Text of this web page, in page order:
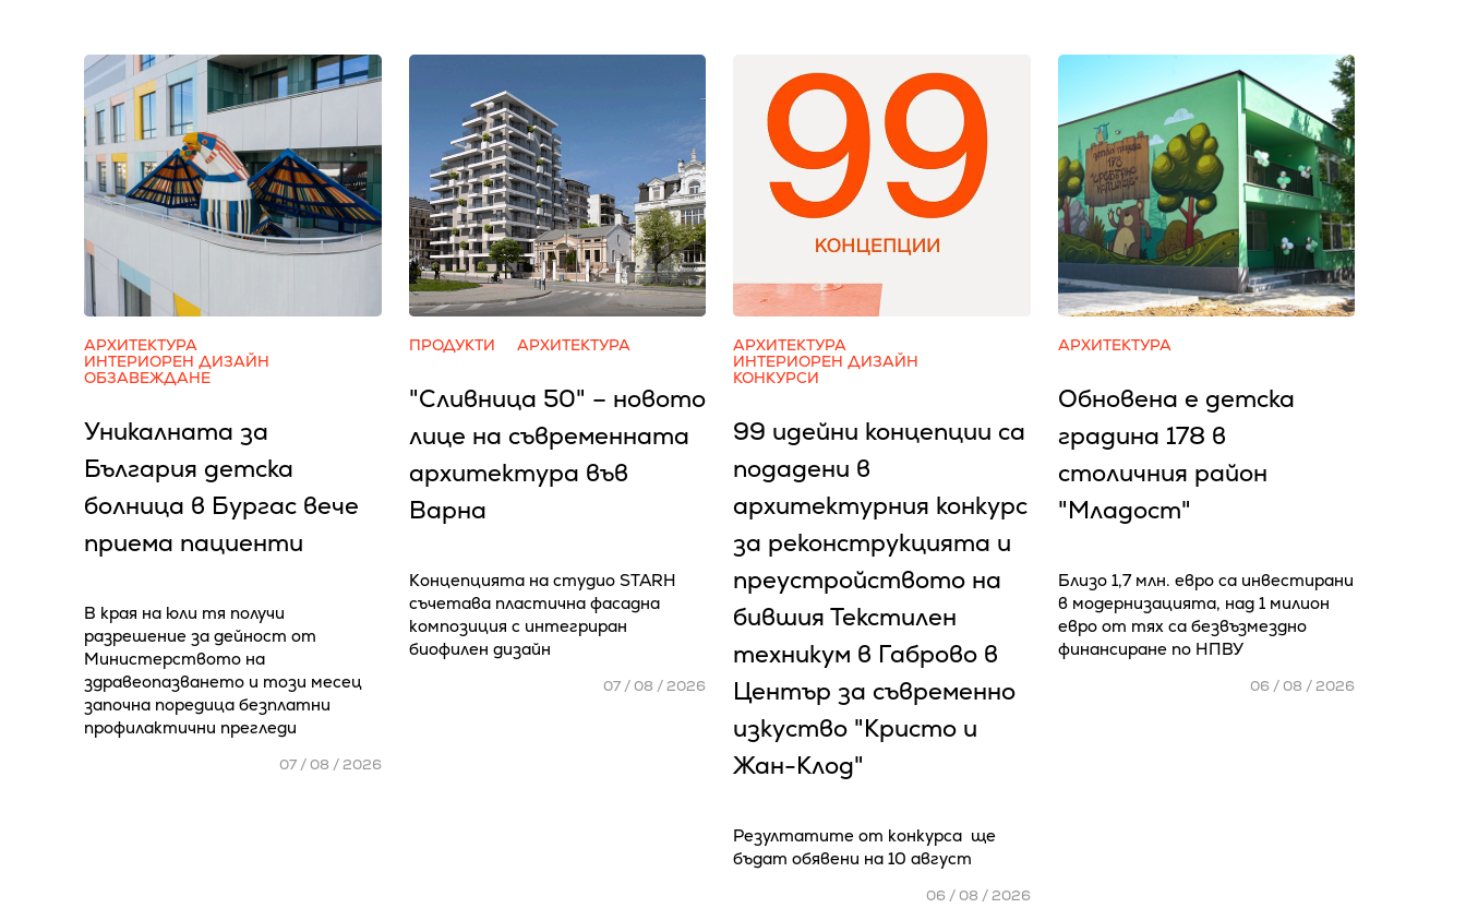
АРХИТЕКТУРА
ИНТЕРИОРЕН ДИЗАЙН
ОБЗАВЕЖДАНЕ
Уникалната за
България детска
болница в Бургас вече
приема пациенти
В края на юли тя получи
разрешение за дейност от
Министерството на
здравеопазването и този месец
започна поредица безплатни
профилактични прегледи
07 / 08 / 2026
ПРОДУКТИ АРХИТЕКТУРА
"Сливница 50" – новото
лице на съвременната
архитектура във
Варна
Концепцията на студио STARH
съчетава пластична фасадна
композиция с интегриран
биофилен дизайн
07 / 08 / 2026
АРХИТЕКТУРА
ИНТЕРИОРЕН ДИЗАЙН
КОНКУРСИ
99 идейни концепции са
подадени в
архитектурния конкурс
за реконструкцията и
преустройството на
бившия Текстилен
техникум в Габрово в
Център за съвременно
изкуство "Кристо и
Жан-Клод"
Резултатите от конкурса ще
бъдат обявени на 10 август
06 / 08 / 2026
АРХИТЕКТУРА
Обновена е детска
градина 178 в
столичния район
"Младост"
Близо 1,7 млн. евро са инвестирани
в модернизацията, над 1 милион
евро от тях са безвъзмездно
финансиране по НПВУ
06 / 08 / 2026